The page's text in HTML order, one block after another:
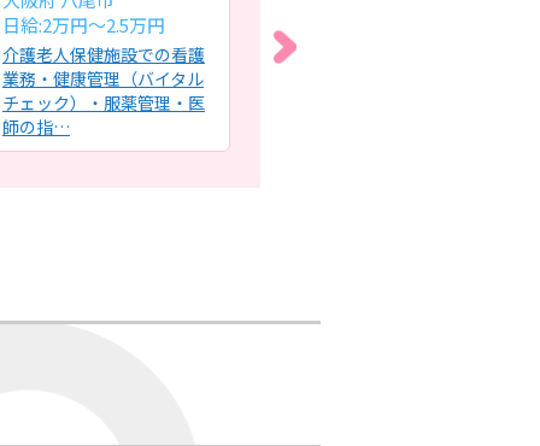
日給:2万円～2.5万円
介護老人保健施設での看護
業務・健康管理（バイタル
チェック）・服薬管理・医
師の指…
月給:25.3万円～35.7万円
デイサービスにおける看護